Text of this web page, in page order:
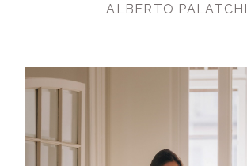
ALBERTO PALATCHI